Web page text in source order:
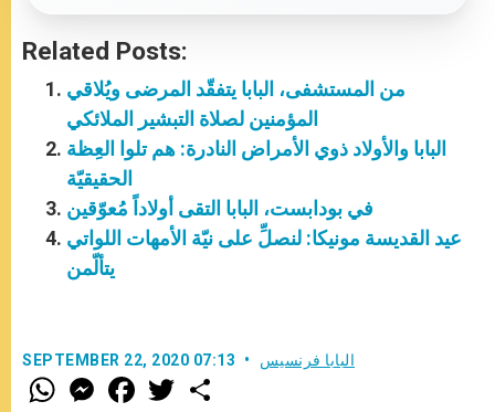
Related Posts:
من المستشفى، البابا يتفقّد المرضى ويُلاقي
المؤمنين لصلاة التبشير الملائكي
البابا والأولاد ذوي الأمراض النادرة: هم تلوا العِظة
الحقيقيّة
في بودابست، البابا التقى أولاداً مُعوّقين
عيد القديسة مونيكا: لنصلِّ على نيّة الأمهات اللواتي
يتألّمن
SEPTEMBER 22, 2020 07:13 البابا فرنسيس
W
h
M
e
F
a w